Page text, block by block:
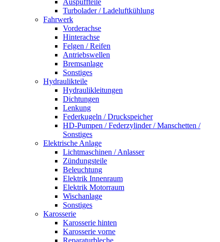
Turbolader / Ladeluftkühlung
Fahrwerk
Vorderachse
Hinterachse
Felgen / Reifen
Antriebswellen
Bremsanlage
Sonstiges
Hydraulikteile
Hydraulikleitungen
Dichtungen
Lenkung
Federkugeln / Druckspeicher
HD-Pumpen / Federzylinder / Manschetten /
Sonstiges
Elektrische Anlage
Lichtmaschinen / Anlasser
Zündungsteile
Beleuchtung
Elektrik Innenraum
Elektrik Motorraum
Wischanlage
Sonstiges
Karosserie
Karosserie hinten
Karosserie vorne
Reparaturbleche